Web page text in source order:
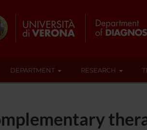
DEPARTMENT RESEARCH